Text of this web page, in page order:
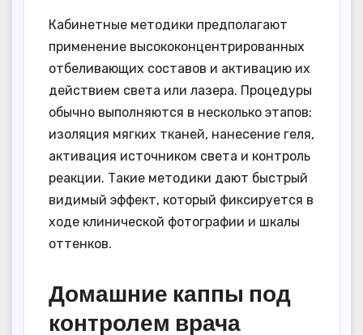
Кабинетные методики предполагают
применение высококонцентрированных
отбеливающих составов и активацию их
действием света или лазера. Процедуры
обычно выполняются в несколько этапов:
изоляция мягких тканей, нанесение геля,
активация источником света и контроль
реакции. Такие методики дают быстрый
видимый эффект, который фиксируется в
ходе клинической фотографии и шкалы
оттенков.
Домашние каппы под
контролем врача